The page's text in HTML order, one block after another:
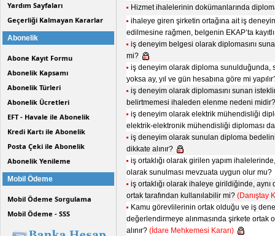
Yardım Sayfaları
Geçerliği Kalmayan Kararlar
Abonelik
Abone Kayıt Formu
Abonelik Kapsamı
Abonelik Türleri
Abonelik Ücretleri
EFT - Havale ile Abonelik
Kredi Kartı ile Abonelik
Posta Çeki ile Abonelik
Abonelik Yenileme
Mobil Ödeme
Mobil Ödeme Sorgulama
Mobil Ödeme - SSS
Hizmet ihalelerinin dokümanlarında
ihaleye giren şirketin ortağına ait iş
edilmesine rağmen, belgenin EKAP’ta
iş deneyim belgesi olarak diplomasını
mi?
iş deneyim olarak diploma sunulduğunda,
yoksa ay, yıl ve gün hesabına göre mi
iş deneyim olarak diplomasını sunan
belirtmemesi ihaleden elenme nedeni
iş deneyim olarak elektrik mühendisliği
elektrik-elektronik mühendisliği diploması
iş deneyim olarak sunulan diploma
dikkate alınır?
iş ortaklığı olarak girilen yapım
olarak sunulması mevzuata uygun olur mu?
iş ortaklığı olarak ihaleye girildiğinde,
ortak tarafından kullanılabilir mi? (Danıştay
Kamu görevlilerinin ortak olduğu ve iş
değerlendirmeye alınmasında şirkete ortak
alınır? (İdare Mehkemesi Kararı)